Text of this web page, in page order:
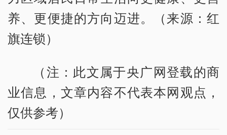
养、更便捷的方向迈进。（来源：红
旗连锁）
（注：此文属于央广网登载的商
业信息，文章内容不代表本网观点，
仅供参考）